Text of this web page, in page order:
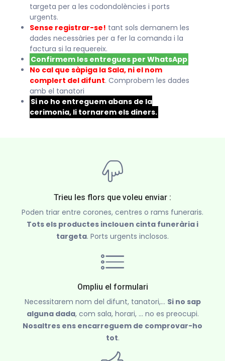
targeta per a les codondolències i ports
urgents.
Sense registrar-se! tant sols demanem les
dades necessàries per a fer la comanda i la
factura si la requereix.
Confirmem les entregues per WhatsApp
No cal que sàpiga la Sala, ni el nom
complert del difunt. Comprobem les dades
amb el tanatori
Si no ho entreguem abans de la
cerimonia, li tornarem els diners.
Trieu les flors que voleu enviar :
Poden triar entre corones, centres o rams funeraris.
Tots els productes inclouen cinta funerària i
targeta. Ports urgents inclosos.
Ompliu el formulari
Necessitarem nom del difunt, tanatori,... Si no sap
alguna dada, com sala, horari, ... no es preocupi.
Nosaltres ens encarreguem de comprovar-ho
tot.